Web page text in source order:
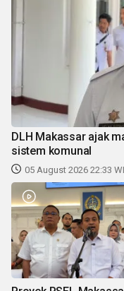
DLH Makassar ajak
sistem komunal
05 August 2026 22:33